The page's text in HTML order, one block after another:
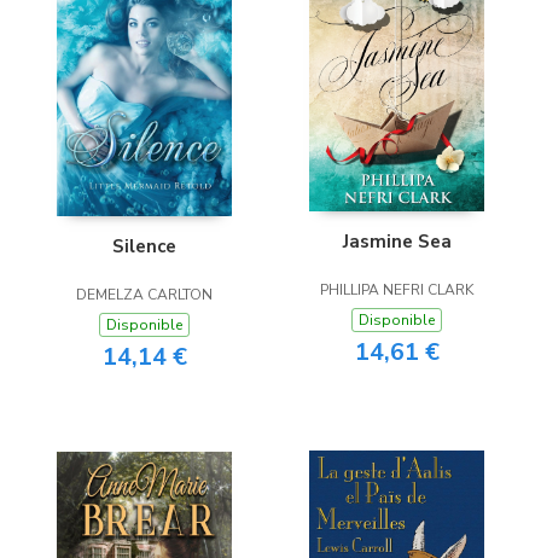
Silence
DEMELZA CARLTON
Disponible
14,14 €
Jasmine Sea
PHILLIPA NEFRI CLARK
Disponible
14,61 €